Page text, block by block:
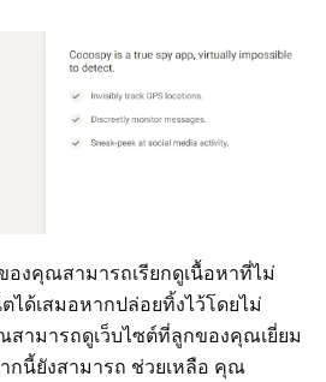
องคุณสามารถเรียกดูเนื้อหาที่ไม่
ได้เสมอหากปล่อยทิ้งไว้โดยไม่
สามารถดูเว็บไซต์ที่ลูกของคุณเยี่ยม
กนี้ยังสามารถ ช่วยเหลือ คุณ